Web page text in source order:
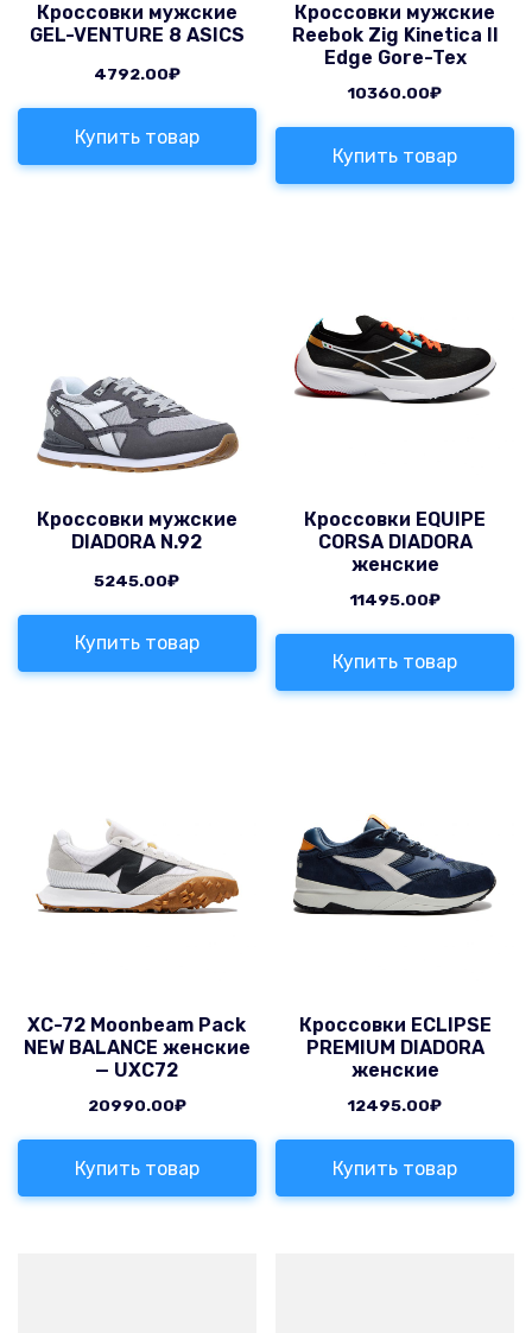
Кроссовки мужские
GEL-VENTURE 8 ASICS
4792.00₽
Купить товар
Кроссовки мужские
Reebok Zig Kinetica II
Edge Gore-Tex
10360.00₽
Купить товар
Кроссовки мужские
DIADORA N.92
5245.00₽
Купить товар
Кроссовки EQUIPE
CORSA DIADORA
женские
11495.00₽
Купить товар
XC-72 Moonbeam Pack
NEW BALANCE женские
— UXC72
20990.00₽
Купить товар
Кроссовки ECLIPSE
PREMIUM DIADORA
женские
12495.00₽
Купить товар